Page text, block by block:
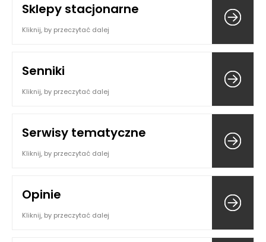
Sklepy stacjonarne
Kliknij, by przeczytać dalej
Senniki
Kliknij, by przeczytać dalej
Serwisy tematyczne
Kliknij, by przeczytać dalej
Opinie
Kliknij, by przeczytać dalej